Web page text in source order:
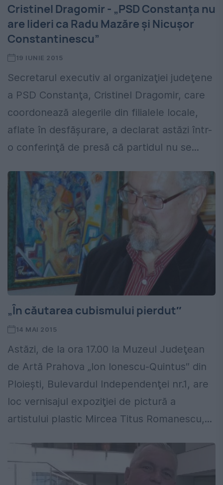
Cristinel Dragomir - „PSD Constanţa nu
are lideri ca Radu Mazăre şi Nicuşor
Constantinescu”
19 IUNIE 2015
Secretarul executiv al organizaţiei judeţene
a PSD Constanţa, Cristinel Dragomir, care
coordonează alegerile din filialele locale,
aflate în desfăşurare, a declarat astăzi într-
o conferinţă de presă că partidul nu se...
„În căutarea cubismului pierdut″
14 MAI 2015
Astăzi, de la ora 17.00 la Muzeul Judeţean
de Artă Prahova „Ion Ionescu-Quintus″ din
Ploieşti, Bulevardul Independenţei nr.1, are
loc vernisajul expoziţiei de pictură a
artistului plastic Mircea Titus Romanescu,...